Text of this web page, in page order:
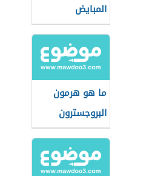
المبايض
ما هو هرمون
البروجسترون